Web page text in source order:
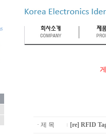
· 제 목 [re] RFID